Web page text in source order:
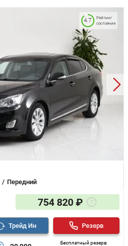
Передний
Рейтинг
состояния
4.7
754 820 ₽
Трейд Ин
Бесплатный резерв
Резерв